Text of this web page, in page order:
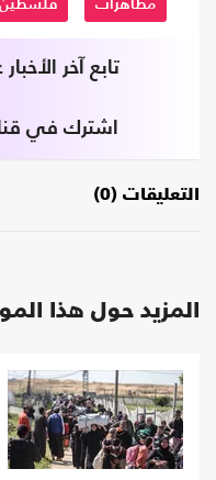
مظاهرات فلسطين
تابع آخر
اشترك في
التعليقات (0)
المزيد حول هذا